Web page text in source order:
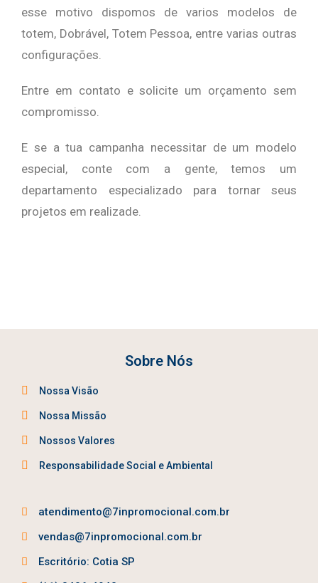
esse motivo dispomos de varios modelos de
totem, Dobrável, Totem Pessoa, entre varias outras
configurações.
Entre em contato e solicite um orçamento sem
compromisso.
E se a tua campanha necessitar de um modelo
especial, conte com a gente, temos um
departamento especializado para tornar seus
projetos em realizade.
Sobre Nós
Nossa Visão
Nossa Missão
Nossos Valores
Responsabilidade Social e Ambiental
atendimento@7inpromocional.com.br
vendas@7inpromocional.com.br
Escritório: Cotia SP